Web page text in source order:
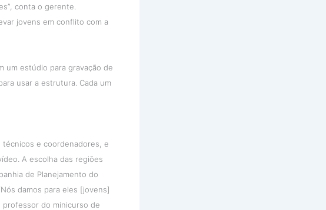
conta o gerente.
jovens em conflito com a
um estúdio para gravação de
usar a estrutura. Cada um
técnicos e coordenadores, e
A escolha das regiões
de Planejamento do
damos para eles [jovens]
professor do minicurso de